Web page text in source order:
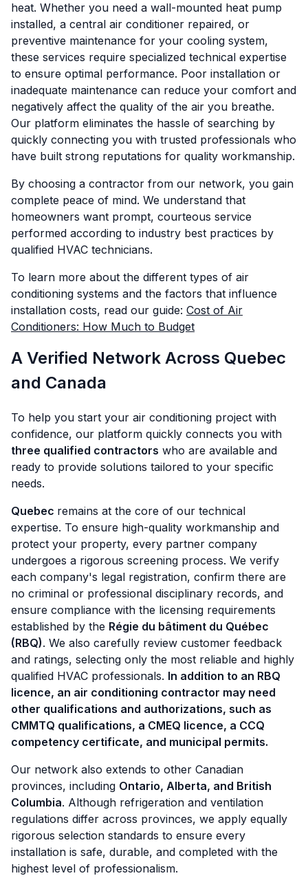
heat. Whether you need a wall-mounted heat pump
installed, a central air conditioner repaired, or
preventive maintenance for your cooling system,
these services require specialized technical expertise
to ensure optimal performance. Poor installation or
inadequate maintenance can reduce your comfort and
negatively affect the quality of the air you breathe.
Our platform eliminates the hassle of searching by
quickly connecting you with trusted professionals who
have built strong reputations for quality workmanship.
By choosing a contractor from our network, you gain
complete peace of mind. We understand that
homeowners want prompt, courteous service
performed according to industry best practices by
qualified HVAC technicians.
To learn more about the different types of air
conditioning systems and the factors that influence
installation costs, read our guide: Cost of Air
Conditioners: How Much to Budget
A Verified Network Across Quebec
and Canada
To help you start your air conditioning project with
confidence, our platform quickly connects you with
three qualified contractors who are available and
ready to provide solutions tailored to your specific
needs.
Quebec remains at the core of our technical
expertise. To ensure high-quality workmanship and
protect your property, every partner company
undergoes a rigorous screening process. We verify
each company's legal registration, confirm there are
no criminal or professional disciplinary records, and
ensure compliance with the licensing requirements
established by the Régie du bâtiment du Québec
(RBQ). We also carefully review customer feedback
and ratings, selecting only the most reliable and highly
qualified HVAC professionals. In addition to an RBQ
licence, an air conditioning contractor may need
other qualifications and authorizations, such as
CMMTQ qualifications, a CMEQ licence, a CCQ
competency certificate, and municipal permits.
Our network also extends to other Canadian
provinces, including Ontario, Alberta, and British
Columbia. Although refrigeration and ventilation
regulations differ across provinces, we apply equally
rigorous selection standards to ensure every
installation is safe, durable, and completed with the
highest level of professionalism.